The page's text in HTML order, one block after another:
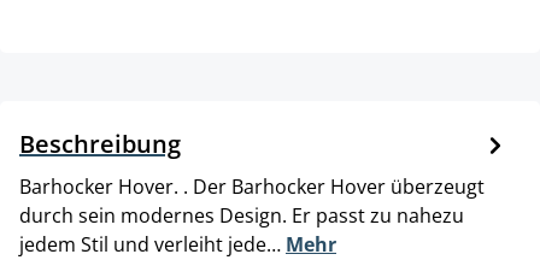
Beschreibung
Barhocker Hover. . Der Barhocker Hover überzeugt
durch sein modernes Design. Er passt zu nahezu
jedem Stil und verleiht jede… Mehr